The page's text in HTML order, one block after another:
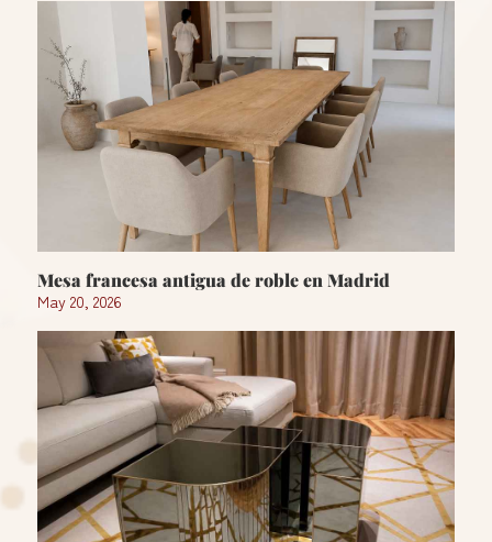
Mesa francesa antigua de roble en Madrid
May 20, 2026